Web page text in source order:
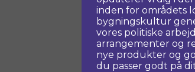
inden for områdets
bygningskultur
vores politiske
arrangementer og
nye produkter og
du passer godt på